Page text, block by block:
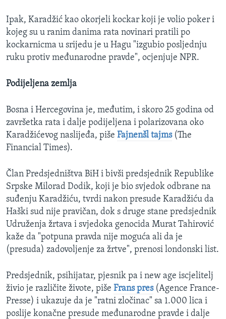
Ipak, Karadžić kao okorjeli kockar koji je volio poker i
kojeg su u ranim danima rata novinari pratili po
kockarnicma u srijedu je u Hagu "izgubio posljednju
ruku protiv međunarodne pravde", ocjenjuje NPR.
Podijeljena zemlja
Bosna i Hercegovina je, međutim, i skoro 25 godina od
završetka rata i dalje podijeljena i polarizovana oko
Karadžićevog naslijeđa, piše Fajnenšl tajms(The
Financial Times).
Član Predsjedništva BiH i bivši predsjednik Republike
Srpske Milorad Dodik, koji je bio svjedok odbrane na
suđenju Karadžiću, tvrdi nakon presude Karadžiću da
Haški sud nije pravičan, dok s druge stane predsjednik
Udruženja žrtava i svjedoka genocida Murat Tahirović
kaže da "potpuna pravda nije moguća ali da je
(presuda) zadovoljenje za žrtve", prenosi londonski list.
Predsjednik, psihijatar, pjesnik pa i new age iscjelitelj
živio je različite živote, piše Frans pres(Agence France-
Presse) i ukazuje da je "ratni zločinac" sa 1.000 lica i
poslije konačne presude međunarodne pravde i dalje